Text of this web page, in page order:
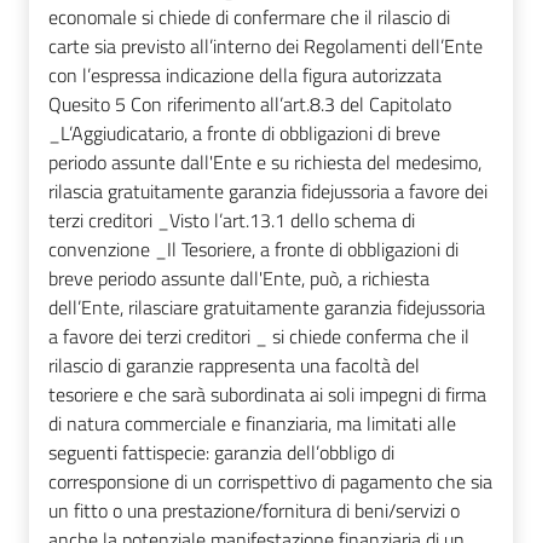
economale si chiede di confermare che il rilascio di
carte sia previsto all’interno dei Regolamenti dell’Ente
con l’espressa indicazione della figura autorizzata
Quesito 5 Con riferimento all’art.8.3 del Capitolato
_L’Aggiudicatario, a fronte di obbligazioni di breve
periodo assunte dall'Ente e su richiesta del medesimo,
rilascia gratuitamente garanzia fidejussoria a favore dei
terzi creditori _Visto l’art.13.1 dello schema di
convenzione _Il Tesoriere, a fronte di obbligazioni di
breve periodo assunte dall'Ente, può, a richiesta
dell’Ente, rilasciare gratuitamente garanzia fidejussoria
a favore dei terzi creditori _ si chiede conferma che il
rilascio di garanzie rappresenta una facoltà del
tesoriere e che sarà subordinata ai soli impegni di firma
di natura commerciale e finanziaria, ma limitati alle
seguenti fattispecie: garanzia dell’obbligo di
corresponsione di un corrispettivo di pagamento che sia
un fitto o una prestazione/fornitura di beni/servizi o